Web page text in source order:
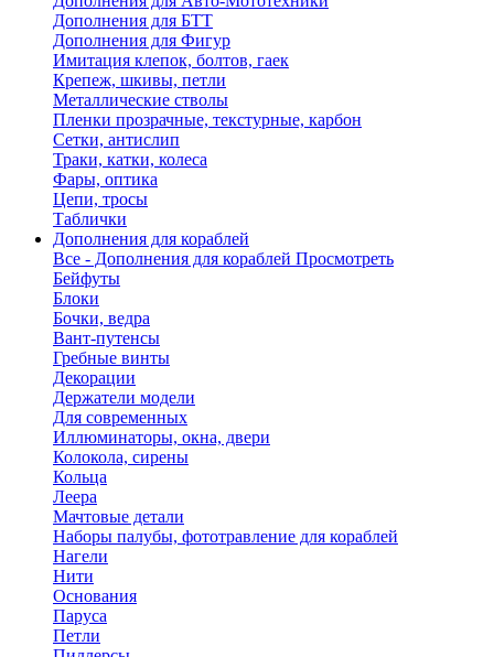
Дополнения для БТТ
Дополнения для Фигур
Имитация клепок, болтов, гаек
Крепеж, шкивы, петли
Металлические стволы
Пленки прозрачные, текстурные, карбон
Сетки, антислип
Траки, катки, колеса
Фары, оптика
Цепи, тросы
Таблички
Дополнения для кораблей
Все - Дополнения для кораблей Просмотреть
Бейфуты
Блоки
Бочки, ведра
Вант-путенсы
Гребные винты
Декорации
Держатели модели
Для современных
Иллюминаторы, окна, двери
Колокола, сирены
Кольца
Леера
Мачтовые детали
Наборы палубы, фототравление для кораблей
Нагели
Нити
Основания
Паруса
Петли